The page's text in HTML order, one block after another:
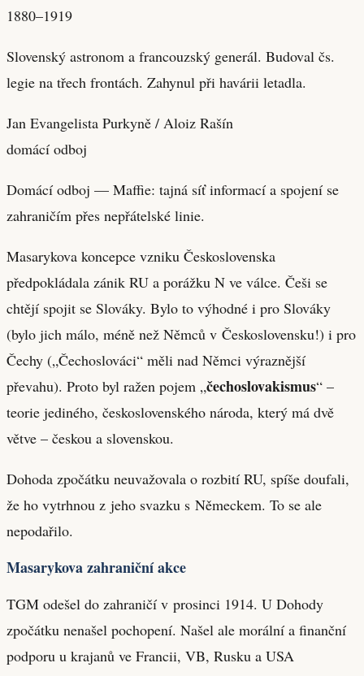
1880–1919
Slovenský astronom a francouzský generál. Budoval čs.
legie na třech frontách. Zahynul při havárii letadla.
Jan Evangelista Purkyně / Aloiz Rašín
domácí odboj
Domácí odboj — Maffie: tajná síť informací a spojení se
zahraničím přes nepřátelské linie.
Masarykova koncepce vzniku Československa
předpokládala zánik RU a porážku N ve válce. Češi se
chtějí spojit se Slováky. Bylo to výhodné i pro Slováky
(bylo jich málo, méně než Němců v Československu!) i pro
Čechy („Čechoslováci“ měli nad Němci výraznější
převahu). Proto byl ražen pojem „čechoslovakismus“ –
teorie jediného, československého národa, který má dvě
větve – českou a slovenskou.
Dohoda zpočátku neuvažovala o rozbití RU, spíše doufali,
že ho vytrhnou z jeho svazku s Německem. To se ale
nepodařilo.
Masarykova zahraniční akce
TGM odešel do zahraničí v prosinci 1914. U Dohody
zpočátku nenašel pochopení. Našel ale morální a finanční
podporu u krajanů ve Francii, VB, Rusku a USA